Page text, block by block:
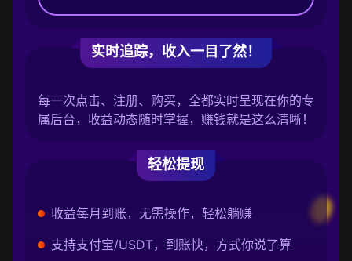
实时追踪，收入一目了然！
每一次点击、注册、购买，全都实时呈现在你的专
属后台，收益动态随时掌握，赚钱就是这么清晰！
轻松提现
收益每月到账，无需操作，轻松躺赚
支持支付宝/USDT，到账快，方式你说了算